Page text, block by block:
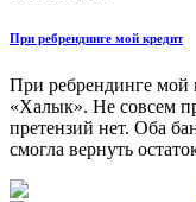
При ребрендинге мой кредит
При ребрендинге мой
«Халык». Не совсем
претензий нет. Оба
смогла вернуть